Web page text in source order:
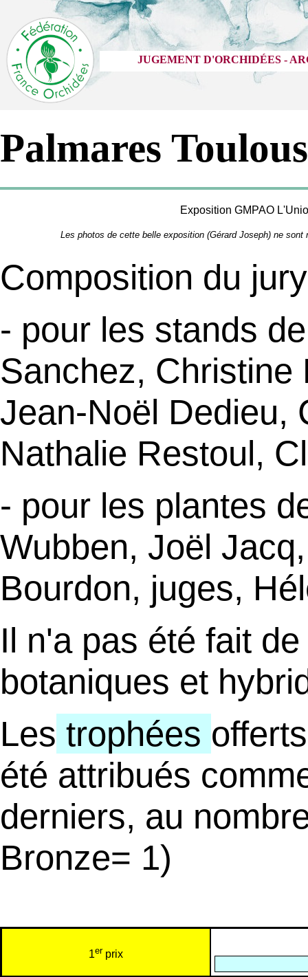
JUGEMENT D'ORCHIDÉES -
Palmares
Exposition GMPAO
Les photos de cette belle exposition (Gérard Joseph) ne sont
Composition du
- pour les stands
Sanchez, Christine
Jean-Noël Dedieu,
Nathalie Restoul,
- pour les plantes
Wubben, Joël
Bourdon, juges,
Il n'a pas été fait
botaniques et
Les trophées
été attribués
derniers, au
Bronze= 1)
1er prix